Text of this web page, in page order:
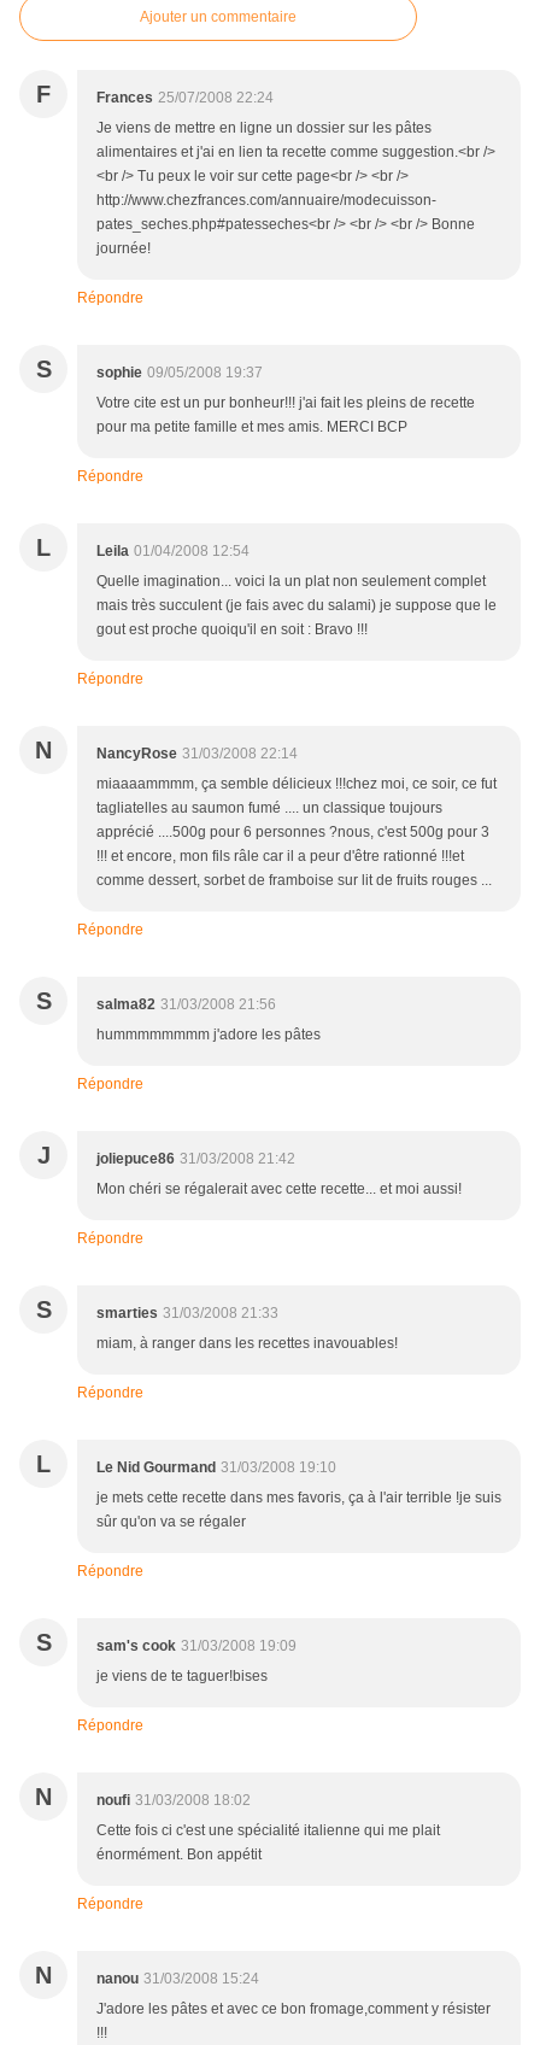
Ajouter un commentaire
F Frances 25/07/2008 22:24
Je viens de mettre en ligne un dossier sur les pâtes
alimentaires et j'ai en lien ta recette comme suggestion.<br />
<br /> Tu peux le voir sur cette page<br /> <br />
http://www.chezfrances.com/annuaire/modecuisson-
pates_seches.php#patesseches<br /> <br /> <br /> Bonne
journée!
Répondre
S sophie 09/05/2008 19:37
Votre cite est un pur bonheur!!! j'ai fait les pleins de recette
pour ma petite famille et mes amis. MERCI BCP
Répondre
L Leila 01/04/2008 12:54
Quelle imagination... voici la un plat non seulement complet
mais très succulent (je fais avec du salami) je suppose que le
gout est proche quoiqu'il en soit : Bravo !!!
Répondre
N NancyRose 31/03/2008 22:14
miaaaammmm, ça semble délicieux !!!chez moi, ce soir, ce fut
tagliatelles au saumon fumé .... un classique toujours
apprécié ....500g pour 6 personnes ?nous, c'est 500g pour 3
!!! et encore, mon fils râle car il a peur d'être rationné !!!et
comme dessert, sorbet de framboise sur lit de fruits rouges ...
Répondre
S salma82 31/03/2008 21:56
hummmmmmmm j'adore les pâtes
Répondre
J joliepuce86 31/03/2008 21:42
Mon chéri se régalerait avec cette recette... et moi aussi!
Répondre
S smarties 31/03/2008 21:33
miam, à ranger dans les recettes inavouables!
Répondre
L Le Nid Gourmand 31/03/2008 19:10
je mets cette recette dans mes favoris, ça à l'air terrible !je suis
sûr qu'on va se régaler
Répondre
S sam's cook 31/03/2008 19:09
je viens de te taguer!bises
Répondre
N noufi 31/03/2008 18:02
Cette fois ci c'est une spécialité italienne qui me plait
énormément. Bon appétit
Répondre
N nanou 31/03/2008 15:24
J'adore les pâtes et avec ce bon fromage,comment y résister
!!!